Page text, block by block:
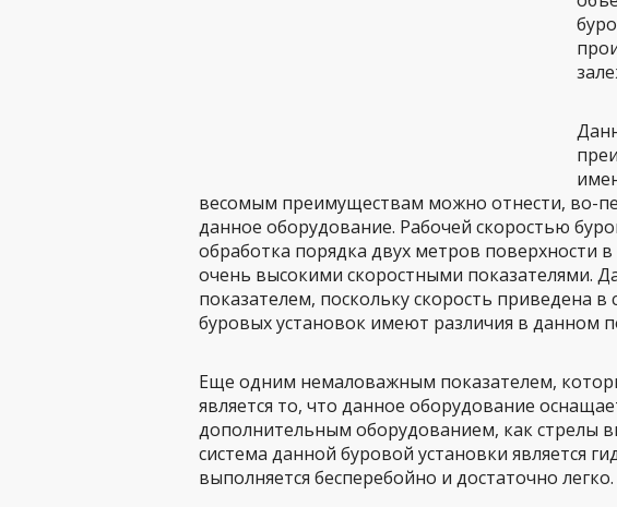
весомым преимуществам можно отнести, во-
данное оборудование. Рабочей скоростью
обработка порядка двух метров поверхности
очень высокими скоростными показателями.
показателем, поскольку скорость приведена
буровых установок имеют различия в данном
Еще одним немаловажным показателем,
является то, что данное оборудование
дополнительным оборудованием, как стрелы
система данной буровой установки является
выполняется бесперебойно и достаточно легко.